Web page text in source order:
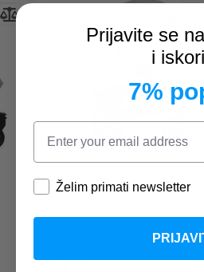
JOOLZGeo2 zaštita od kiše
Prijavite se
i
7%
Želim primati newsletter